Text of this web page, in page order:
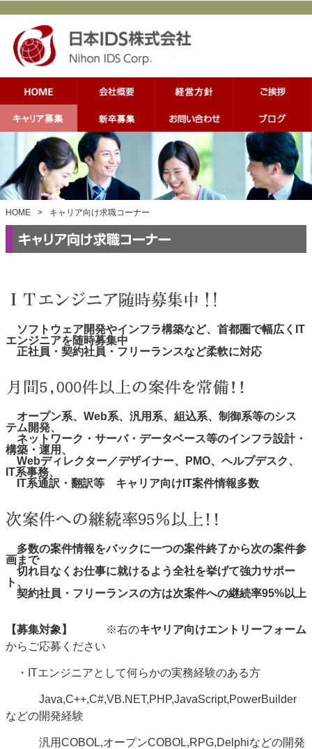
HOME > キャリア向け求職コーナー
ソフトウェア開発やインフラ構築など、首都圏で幅広くIT
エンジニアを随時募集中
正社員・契約社員・フリーランスなど柔軟に対応
オープン系、Web系、汎用系、組込系、制御系等のシス
テム開発、
ネットワーク・サーバ・データベース等のインフラ設計・
構築・運用、
Webディレクター／デザイナー、PMO、ヘルプデスク、
IT系事務、
IT系通訳・翻訳等 キャリア向けIT案件情報多数
多数の案件情報をバックに一つの案件終了から次の案件参
画まで
切れ目なくお仕事に就けるよう全社を挙げて強力サポー
ト、
契約社員・フリーランスの方は次案件への継続率95%以上
【募集対象】 ※右のキヤリア向けエントリーフォーム
からご応募ください
・ITエンジニアとして何らかの実務経験のある方
Java,C++,C#,VB.NET,PHP,JavaScript,PowerBuilder
などの開発経験
汎用COBOL,オープンCOBOL,RPG,Delphiなどの開発